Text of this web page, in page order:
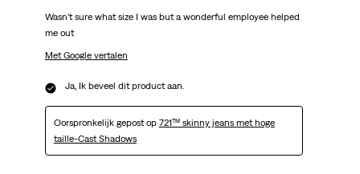
Wasn’t sure what size I was but a wonderful employee helped
me out
Met Google vertalen
Ja, Ik beveel dit product aan.
Oorspronkelijk gepost op 721™ skinny jeans met hoge
taille-Cast Shadows